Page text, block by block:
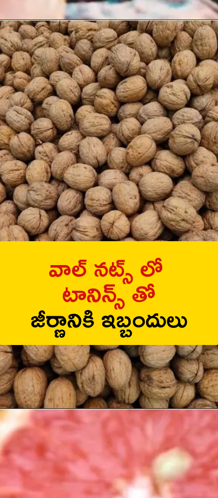
వాల్ నట్స్ లో
టానిన్స్ తో
జీర్ణానికి ఇబ్బందులు